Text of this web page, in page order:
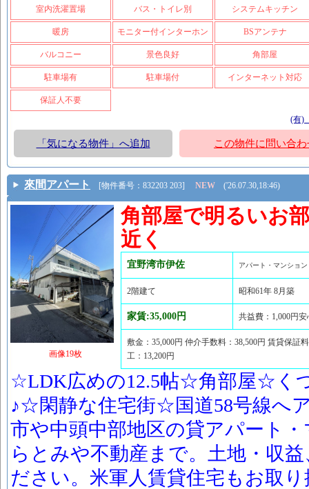
室内洗濯置場 バス・トイレ別 システムキッチン
暖房 モニター付インターホン BSアンテナ
バルコニー 景色良好 角部屋
駐車場有 駐車場付 インターネット対応
保証人不要
(有)
「気になる物件」へ追加 この物件に問い合わ
來間アパート [物件番号：832203 203] NEW ('26.07.30,18:46)
画像19枚
角部屋で明るいお
近く
宜野湾市伊佐 アパート・マンション
2階建て 昭和61年 8月築
家賃:35,000円 共益費：1,000円
敷金：35,000円 仲介手数料：38,500円 賃貸保証
工：13,200円
☆LDK広めの12.5帖☆角部屋☆く
♪☆閑静な住宅街☆国道58号線へ
市や中頭中部地区の貸アパート
らとみや不動産まで。土地・収
ださい。米軍人賃貸住宅もお取